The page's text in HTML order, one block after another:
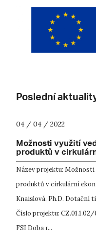
Poslední
04 / 04 / 2022
Možnosti využití
produktů v
Název projektu:
produktů v cirkulární
Knaislová, Ph.D. Dotační
Číslo pro­jek­tu:
FSI Doba r...